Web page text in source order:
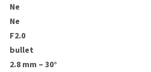
Ne
Ne
F2.0
bullet
2.8 mm – 30°